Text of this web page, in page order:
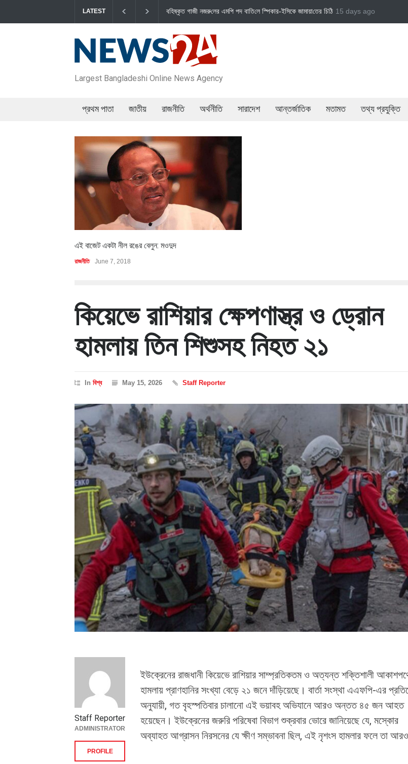
LATEST
বহিষ্কৃত গাজী নজরু‌লের এম‌পি পদ বা‌তি‌লে স্পিকার-ইসিকে জামায়া‌তের চি‌ঠি জামায়াত এমপি গাজী নজরুল ইসলামকে দল থেকে বহিষ্কার
15 days ago
Largest Bangladeshi Online News Agency
প্রথম পাতা জাতীয় রাজনীতি অর্থনীতি সারাদেশ আন্তর্জাতিক মতামত তথ্য প্রযুক্তি
এই বাজেট একটা নীল রঙের বেলুন: মওদুদ
রাজনীতি June 7, 2018
কিয়েভে রাশিয়ার ক্ষেপণাস্ত্র ও ড্রোন
হামলায় তিন শিশুসহ নিহত ২১
In বিশ্ব May 15, 2026 Staff Reporter
ইউক্রেনের রাজধানী কিয়েভে রাশিয়ার সাম্প্রতিকতম ও অত্যন্ত শক্তিশালী
হামলায় প্রাণহানির সংখ্যা বেড়ে ২১ জনে দাঁড়িয়েছে। বার্তা সংস্থা এএফপি-এর
অনুযায়ী, গত বৃহস্পতিবার চালানো এই ভয়াবহ অভিযানে আরও অন্তত ৪৫ জন আহত
হয়েছেন। ইউক্রেনের জরুরি পরিষেবা বিভাগ শুক্রবার ভোরে জানিয়েছে যে, মস্কোর
অব্যাহত আগ্রাসন নিরসনের যে ক্ষীণ সম্ভাবনা ছিল, এই নৃশংস হামলার ফলে তা আরও
Staff Reporter
ADMINISTRATOR
PROFILE